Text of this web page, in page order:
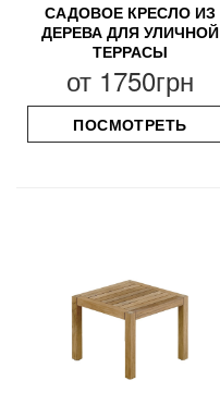
САДОВОЕ КРЕСЛО ИЗ
ДЕРЕВА ДЛЯ УЛИЧНОЙ
ТЕРРАСЫ
от 1750грн
ПОСМОТРЕТЬ